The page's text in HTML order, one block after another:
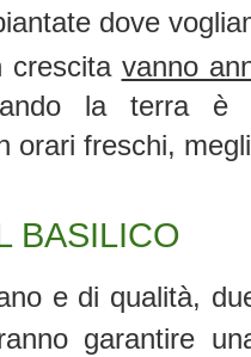
dove
crescita vanno
la terra è
orari freschi,
BASILICO
e di qualità,
garantire